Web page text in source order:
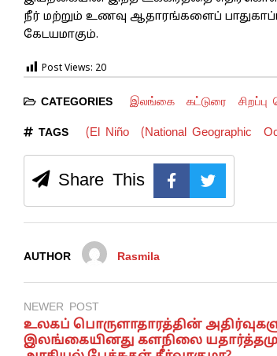
நீர் மற்றும் உணவு ஆதாரங்களைப்
கேடயமாகும்.
Post Views: 20
CATEGORIES இலங்கை கட்டுரை
TAGS (El Niño (National Geographic
Share This
AUTHOR Rasmila
NEWER POST
உலகப் பொருளாதாரத்தின்
இலங்கையினது களநிலை